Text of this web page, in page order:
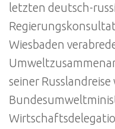
letzten deutsch-
Wiesbaden
seiner